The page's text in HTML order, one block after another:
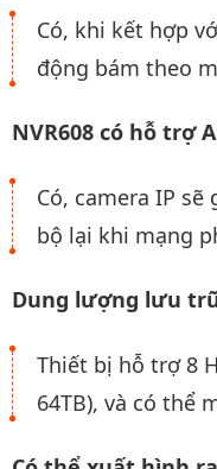
Có, khi kết hợp
động bám theo
NVR608 có hỗ trợ
Có, camera IP
bộ lại khi mạng
Dung lượng lưu
Thiết bị hỗ trợ 8
64TB), và có thể